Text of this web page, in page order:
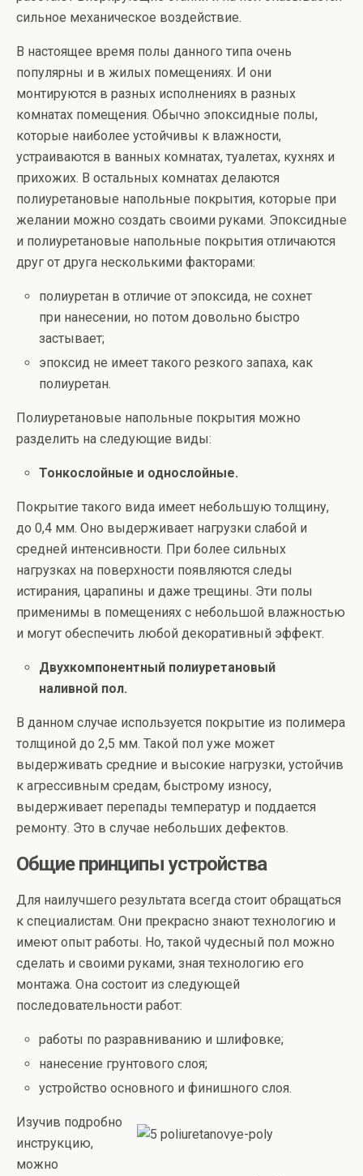
сильное механическое воздействие.
В настоящее время полы данного типа очень
популярны и в жилых помещениях. И они
монтируются в разных исполнениях в разных
комнатах помещения. Обычно эпоксидные полы,
которые наиболее устойчивы к влажности,
устраиваются в ванных комнатах, туалетах, кухнях и
прихожих. В остальных комнатах делаются
полиуретановые напольные покрытия, которые при
желании можно создать своими руками. Эпоксидные
и полиуретановые напольные покрытия отличаются
друг от друга несколькими факторами:
полиуретан в отличие от эпоксида, не сохнет
при нанесении, но потом довольно быстро
застывает;
эпоксид не имеет такого резкого запаха, как
полиуретан.
Полиуретановые напольные покрытия можно
разделить на следующие виды:
Тонкослойные и однослойные.
Покрытие такого вида имеет небольшую толщину,
до 0,4 мм. Оно выдерживает нагрузки слабой и
средней интенсивности. При более сильных
нагрузках на поверхности появляются следы
истирания, царапины и даже трещины. Эти полы
применимы в помещениях с небольшой влажностью
и могут обеспечить любой декоративный эффект.
Двухкомпонентный полиуретановый
наливной пол.
В данном случае используется покрытие из полимера
толщиной до 2,5 мм. Такой пол уже может
выдерживать средние и высокие нагрузки, устойчив
к агрессивным средам, быстрому износу,
выдерживает перепады температур и поддается
ремонту. Это в случае небольших дефектов.
Общие принципы устройства
Для наилучшего результата всегда стоит обращаться
к специалистам. Они прекрасно знают технологию и
имеют опыт работы. Но, такой чудесный пол можно
сделать и своими руками, зная технологию его
монтажа. Она состоит из следующей
последовательности работ:
работы по разравниванию и шлифовке;
нанесение грунтового слоя;
устройство основного и финишного слоя.
Изучив подробно
инструкцию,
можно